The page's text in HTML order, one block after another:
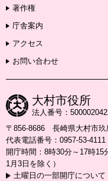
著作権
庁舎案内
アクセス
お問い合わせ
大村市役所
法人番号：
〒856-8686 長崎県大村市玖
代表電話番号：0957-53-4111
開庁時間：8時30分～17時
1月3日を除く）
土曜日の一部開庁について